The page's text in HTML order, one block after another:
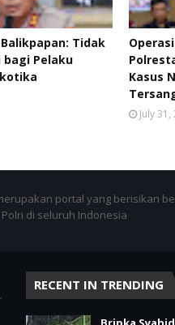
Tidak
bagi Pelaku
Kasus
July 31,
portal yang berisikan
di seluruh Indonesia
RECENT IN TRENDING